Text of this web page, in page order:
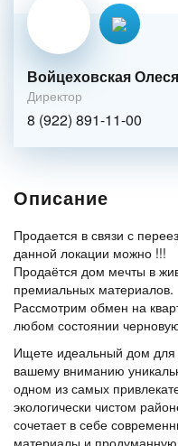
Войцеховская Олеся
Директор
8 (922) 891-11-00
Описание
Продается в связи с
данной локации можно !!!
Продаётся дом мечты в
премиальных материалов.
Рассмотрим обмен на
любом состоянии
Ищете идеальный дом
вашему вниманию
одном из самых
экологически чистом
сочетает в себе
материалы и продуманную